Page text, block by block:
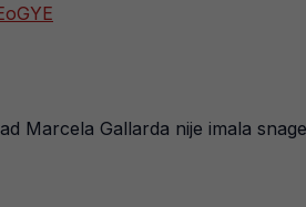
Marcela Gallarda nije imala